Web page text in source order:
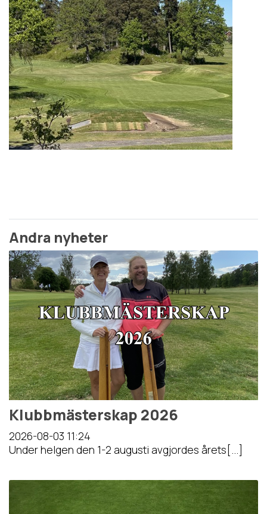
Andra nyheter
Klubbmästerskap 2026
2026-08-03 11:24
Under helgen den 1-2 augusti avgjordes årets[...]